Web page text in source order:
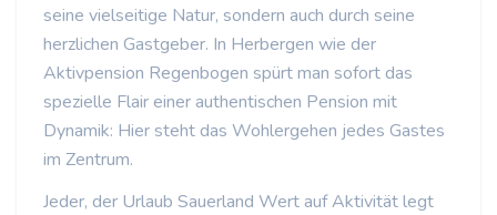
seine vielseitige Natur, sondern auch durch seine
herzlichen Gastgeber. In Herbergen wie der
Aktivpension Regenbogen spürt man sofort das
spezielle Flair einer authentischen Pension mit
Dynamik: Hier steht das Wohlergehen jedes Gastes
im Zentrum.
Jeder, der Urlaub Sauerland Wert auf Aktivität legt